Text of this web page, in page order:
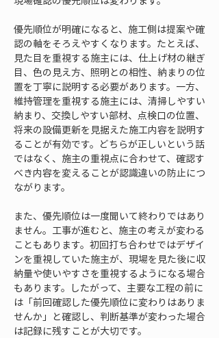
優先順位が明確になると、施工側は提案や確
認の軸をそろえやすくなります。たとえば、
見た目を重視する施主には、仕上げ材の継ぎ
目、色の見え方、照明との相性、納まりの位
置を丁寧に説明する必要があります。一方、
維持管理を重視する施主には、清掃しやすい
納まり、交換しやすい部材、点検口の位置、
将来の設備更新を見据えた施工内容を説明す
ることが有効です。どちらが正しいという話
ではなく、施主の重視点に合わせて、確認す
べき内容を変えることが認識違いの防止につ
ながります。
また、優先順位は一度聞いて終わりではあり
ません。工事が進むと、施主の考えが変わる
こともあります。初回打ち合わせではデザイ
ンを重視していた施主が、現場を見た後に収
納量や使いやすさを重視するようになる場合
もあります。したがって、主要な工程の前に
は「前回確認した優先順位に変わりはありま
せんか」と確認し、判断基準が変わった場合
は記録に残すことが大切です。